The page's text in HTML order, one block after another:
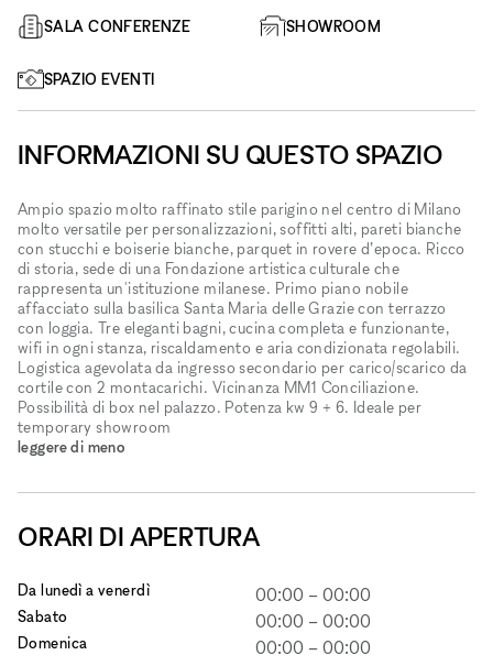
SALA CONFERENZE SHOWROOM
SPAZIO EVENTI
INFORMAZIONI SU QUESTO SPAZIO
Ampio spazio molto raffinato stile parigino nel centro di Milano
molto versatile per personalizzazioni, soffitti alti, pareti bianche
con stucchi e boiserie bianche, parquet in rovere d’epoca. Ricco
di storia, sede di una Fondazione artistica culturale che
rappresenta un'istituzione milanese. Primo piano nobile
affacciato sulla basilica Santa Maria delle Grazie con terrazzo
con loggia. Tre eleganti bagni, cucina completa e funzionante,
wifi in ogni stanza, riscaldamento e aria condizionata regolabili.
Logistica agevolata da ingresso secondario per carico/scarico da
cortile con 2 montacarichi. Vicinanza MM1 Conciliazione.
Possibilità di box nel palazzo. Potenza kw 9 + 6. Ideale per
temporary showroom
leggere di meno
ORARI DI APERTURA
Da lunedì a venerdì 00:00 – 00:00
Sabato 00:00 – 00:00
Domenica 00:00 – 00:00